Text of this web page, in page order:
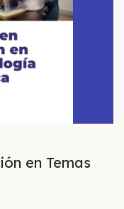
en Temas